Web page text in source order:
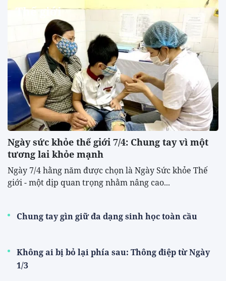
Thế giới
Ngày sức khỏe thế giới 7/4: Chung tay vì một
tương lai khỏe mạnh
Ngày 7/4 hằng năm được chọn là Ngày Sức khỏe Thế
giới - một dịp quan trọng nhằm nâng cao...
Chung tay gìn giữ đa dạng sinh học toàn cầu
Không ai bị bỏ lại phía sau: Thông điệp từ Ngày
1/3